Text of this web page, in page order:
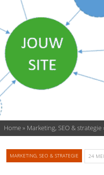
praktische
voor
ondernemers
Home» Marketing, SEO & strategie
MARKETING, SEO & STRATEGIE 24